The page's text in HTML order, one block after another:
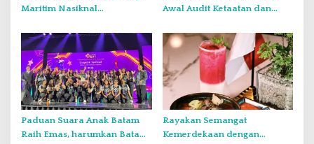
Maritim Nasiknal
Melalui Rakor Pengamanan
Laut Natuna Utara
Awal Audit Ketaatan dan
2026 Secara Vicon
Paduan Suara Anak Batam
Raih Emas, harumkan Batam
Rayakan Semangat
Kemerdekaan dengan